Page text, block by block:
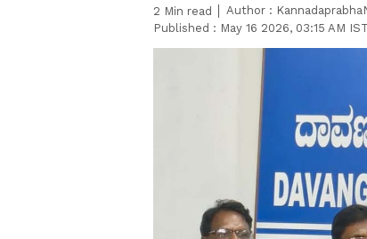
2 Min read Author :
Published : May 16 2026, 03:15 AM IST